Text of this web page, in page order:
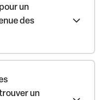
un
des
un